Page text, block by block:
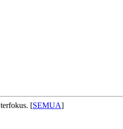
[SEMUA]